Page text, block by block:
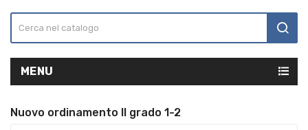
MENU
Nuovo ordinamento II grado 1-2